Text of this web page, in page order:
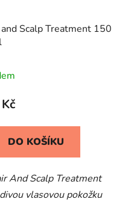
Scalp Treatment 150
DO KOŠÍKU
And Scalp Treatment
vlasovou pokožku